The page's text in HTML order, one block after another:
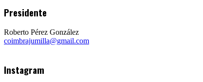
Presidente
Roberto Pérez González
coimbrajumilla@gmail.com
Instagram